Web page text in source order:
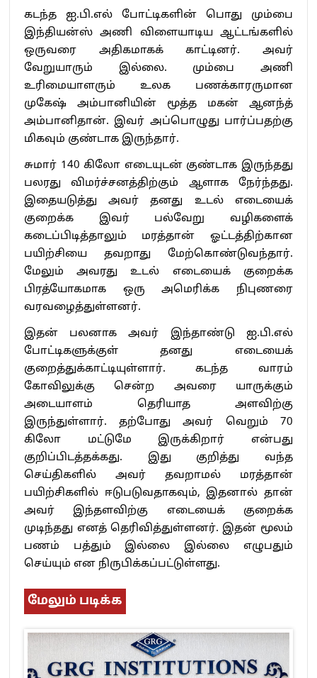
“ஜெயலலிதா அவர்களே என் ரோல் மாடல்” -பிரேமலதா விஜயகாந்த் பேட்டி
ராகுல் காந்தி கைது – தவெக தலைவர் விஜய் கண்டனம்
செத்து சாம்பல் ஆனாலும் தனித்துதான் போட்டி – சீமான்
பாகிஸ்தானின் அணு ஆயுத மிரட்டலுக்கு அஞ்சமாட்டோம் – இந்தியா
மத்திய ஆசிரியர் தகுதித் தேர்வு: பட்டதாரிகள் அக்.16 வரை விண்ணப்பிக்கலாம்
தமிழக சட்டப்பேரவையில் காலியிடங்கள் 6 ஆக உயர்வு
கடந்த ஐ.பி.எல் போட்டிகளின் பொது மும்பை
இந்தியன்ஸ் அணி விளையாடிய ஆட்டங்களில்
ஒருவரை அதிகமாகக் காட்டினர். அவர்
வேறுயாரும் இல்லை. மும்பை அணி
உரிமையாளரும் உலக பணக்காரருமான
முகேஷ் அம்பானியின் மூத்த மகன் ஆனந்த்
அம்பானிதான். இவர் அப்பொழுது பார்ப்பதற்கு
மிகவும் குண்டாக இருந்தார்.
சுமார் 140 கிலோ எடையுடன் குண்டாக இருந்தது
பலரது விமர்ச்சனத்திற்கும் ஆளாக நேர்ந்தது.
இதையடுத்து அவர் தனது உடல் எடையைக்
குறைக்க இவர் பல்வேறு வழிகளைக்
கடைப்பிடித்தாலும் மரத்தான் ஓட்டத்திற்கான
பயிற்சியை தவறாது மேற்கொண்டுவந்தார்.
மேலும் அவரது உடல் எடையைக் குறைக்க
பிரத்யோகமாக ஒரு அமெரிக்க நிபுணரை
வரவழைத்துள்ளனர்.
இதன் பலனாக அவர் இந்தாண்டு ஐ.பி.எல்
போட்டிகளுக்குள் தனது எடையைக்
குறைத்துக்காட்டியுள்ளார். கடந்த வாரம்
கோவிலுக்கு சென்ற அவரை யாருக்கும்
அடையாளம் தெரியாத அளவிற்கு
இருந்துள்ளார். தற்போது அவர் வெறும் 70
கிலோ மட்டுமே இருக்கிறார் என்பது
குறிப்பிடத்தக்கது. இது குறித்து வந்த
செய்திகளில் அவர் தவறாமல் மரத்தான்
பயிற்சிகளில் ஈடுபடுவதாகவும், இதனால் தான்
அவர் இந்தளவிற்கு எடையைக் குறைக்க
முடிந்தது எனத் தெரிவித்துள்ளனர். இதன் மூலம்
பணம் பத்தும் இல்லை இல்லை எழுபதும்
செய்யும் என நிருபிக்கப்பட்டுள்ளது.
மேலும் படிக்க